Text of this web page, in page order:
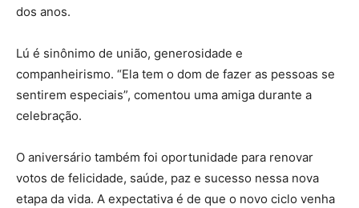
dos anos.
Lú é sinônimo de união, generosidade e
companheirismo. “Ela tem o dom de fazer as pessoas se
sentirem especiais”, comentou uma amiga durante a
celebração.
O aniversário também foi oportunidade para renovar
votos de felicidade, saúde, paz e sucesso nessa nova
etapa da vida. A expectativa é de que o novo ciclo venha